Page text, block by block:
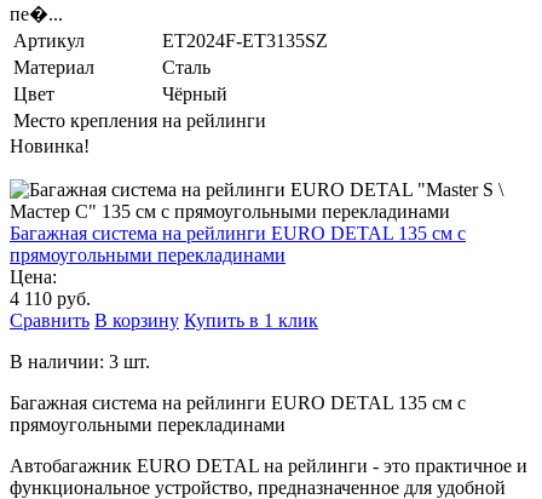
пе�...
Артикул
ET2024F-ET3135SZ
Материал
Сталь
Цвет
Чёрный
Место крепления на рейлинги
Новинка!
Багажная система на рейлинги EURO DETAL 135 см с
прямоугольными перекладинами
Цена:
4 110 руб.
Сравнить В корзину Купить в 1 клик
В наличии: 3 шт.
Багажная система на рейлинги EURO DETAL 135 см с
прямоугольными перекладинами
Автобагажник EURO DETAL на рейлинги - это практичное и
функциональное устройство, предназначенное для удобной